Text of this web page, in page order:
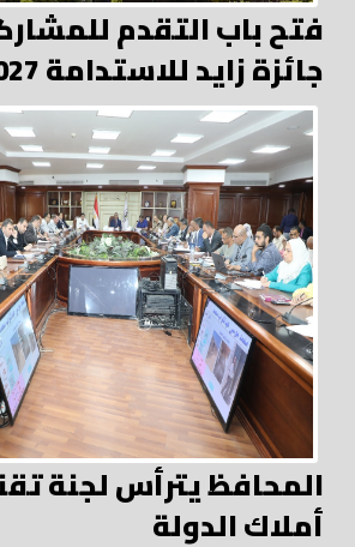
فتح باب التقدم
جائزة زايد للاستدامة 2027
المحافظ يترأس لجنة
أملاك الدولة